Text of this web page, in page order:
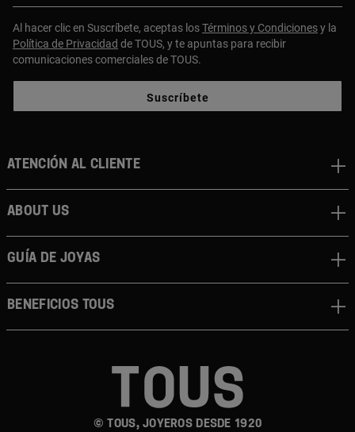
Al hacer clic en Suscríbete, aceptas losTérminos y Condicionesy la
Política de Privacidad de TOUS, y te apuntas para recibir
comunicaciones comerciales de TOUS.
Suscríbete
© TOUS, JOYEROS DESDE 1920
Atención al cliente
About us
Guía de joyas
Beneficios TOUS